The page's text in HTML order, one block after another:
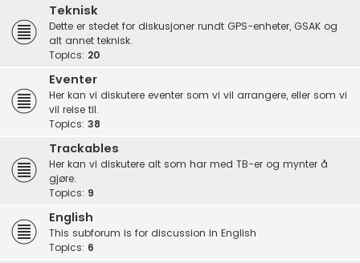
Teknisk
Dette er stedet for diskusjoner rundt GPS-enheter, GSAK og
alt annet teknisk.
Topics: 20
Eventer
Her kan vi diskutere eventer som vi vil arrangere, eller som vi
vil reise til.
Topics: 38
Trackables
Her kan vi diskutere alt som har med TB-er og mynter å
gjøre.
Topics: 9
English
This subforum is for discussion in English
Topics: 6